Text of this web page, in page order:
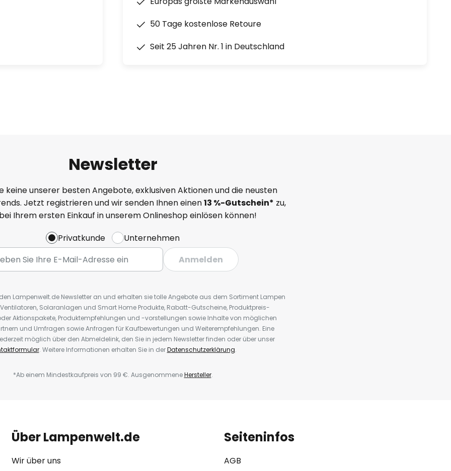
50 Tage kostenlose Retoure
Seit 25 Jahren Nr. 1 in Deutschland
Newsletter
keine unserer besten Angebote, exklusiven Aktionen und die neusten
Jetzt registrieren und wir senden Ihnen einen13 %-Gutschein* zu,
Ihrem ersten Einkauf in unserem Onlineshop einlösen können!
Privatkunde
Unternehmen
Anmelden
Lampenwelt.de Newsletter an und erhalten sie tolle Angebote aus dem Sortiment Lampen
Solaranlagen und Smart Home Produkte, Rabatt-Gutscheine, Produktpreis-
Aktionspakete, Produktempfehlungen und -vorstellungen sowie Inhalte von möglichen
und Umfragen sowie Anfragen für Kaufbewertungen und Weiterempfehlungen. Eine
möglich über den Abmeldelink, den Sie in jedem Newsletter finden oder über unser
. Weitere Informationen erhalten Sie in derDatenschutzerklärung.
*Ab einem Mindestkaufpreis von 99 €. AusgenommeneHersteller.
Über Lampenwelt.de
Wir über uns
Seiteninfos
AGB